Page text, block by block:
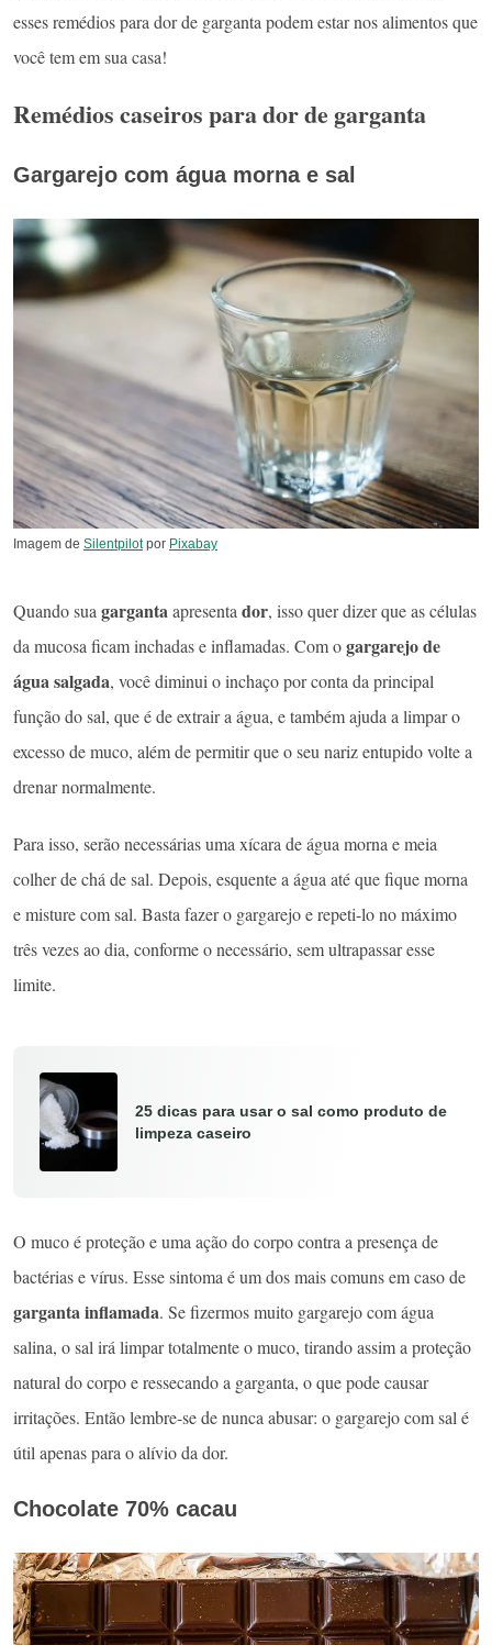
esses remédios para dor de garganta podem estar nos alimentos que
você tem em sua casa!
Remédios caseiros para dor de garganta
Gargarejo com água morna e sal
Imagem de Silentpilotpor Pixabay
Quando suagargantaapresentador, isso quer dizer que as células
da mucosa ficam inchadas e inflamadas. Com ogargarejo de
água salgada, você diminui o inchaço por conta da principal
função do sal, que é de extrair a água, e também ajuda a limpar o
excesso de muco, além de permitir que o seu nariz entupido volte a
drenar normalmente.
Para isso, serão necessárias uma xícara de água morna e meia
colher de chá de sal. Depois, esquente a água até que fique morna
e misture com sal. Basta fazer o gargarejo e repeti-lo no máximo
três vezes ao dia, conforme o necessário, sem ultrapassar esse
limite.
25 dicas para usar o sal como produto de
limpeza caseiro
O muco é proteção e uma ação do corpo contra a presença de
bactérias e vírus. Esse sintoma é um dos mais comuns em caso de
garganta inflamada. Se fizermos muito gargarejo com água
salina, o sal irá limpar totalmente o muco, tirando assim a proteção
natural do corpo e ressecando a garganta, o que pode causar
irritações. Então lembre-se de nunca abusar: o gargarejo com sal é
útil apenas para o alívio da dor.
Chocolate 70% cacau